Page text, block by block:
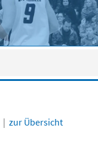
|zur Übersicht